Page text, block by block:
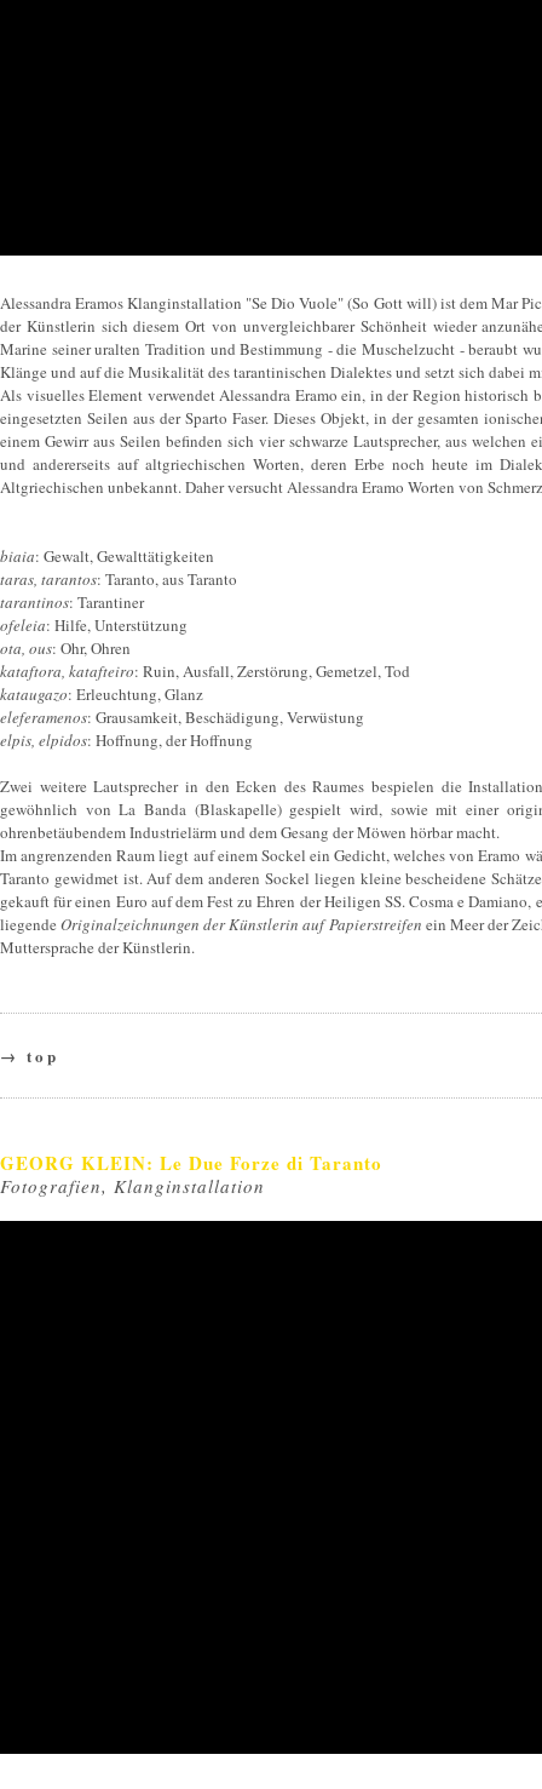
Alessandra Eramos Klanginstallation "Se Dio Vuole" (So Gott will) ist dem Mar
der Künstlerin sich diesem Ort von unvergleichbarer Schönheit wieder
Marine seiner uralten Tradition und Bestimmung - die Muschelzucht - beraubt
Klänge und auf die Musikalität des tarantinischen Dialektes und setzt sich dabei
Als visuelles Element verwendet Alessandra Eramo ein, in der Region historisch
eingesetzten Seilen aus der Sparto Faser. Dieses Objekt, in der gesamten
einem Gewirr aus Seilen befinden sich vier schwarze Lautsprecher, aus
und andererseits auf altgriechischen Worten, deren Erbe noch heute im
Altgriechischen unbekannt. Daher versucht Alessandra Eramo Worten von
biaia: Gewalt, Gewalttätigkeiten
taras, tarantos: Taranto, aus Taranto
tarantinos: Tarantiner
ofeleia: Hilfe, Unterstützung
ota, ous: Ohr, Ohren
kataftora, katafteiro: Ruin, Ausfall, Zerstörung, Gemetzel, Tod
kataugazo: Erleuchtung, Glanz
eleferamenos: Grausamkeit, Beschädigung, Verwüstung
elpis, elpidos: Hoffnung, der Hoffnung
Zwei weitere Lautsprecher in den Ecken des Raumes bespielen die
gewöhnlich von La Banda (Blaskapelle) gespielt wird, sowie mit einer
ohrenbetäubendem Industrielärm und dem Gesang der Möwen hörbar macht.
Im angrenzenden Raum liegt auf einem Sockel ein Gedicht, welches von Eramo
Taranto gewidmet ist. Auf dem anderen Sockel liegen kleine bescheidene
gekauft für einen Euro auf dem Fest zu Ehren der Heiligen SS. Cosma e Damiano,
liegendeOriginalzeichnungen der Künstlerin auf Papierstreifen ein Meer der
Muttersprache der Künstlerin.
→ top
GEORG KLEIN: Le Due Forze di Taranto
Fotografien, Klanginstallation